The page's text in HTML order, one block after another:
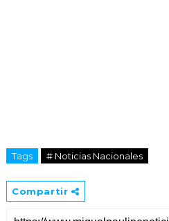
Tags # Noticias Nacionales
Compartir